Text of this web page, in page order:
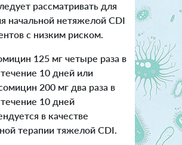
рассматривать для
начальной нетяжелой CDI
с низким риском.
125 мг четыре раза в
10 дней или
200 мг два раза в
10 дней
в качестве
терапии тяжелой CDI.